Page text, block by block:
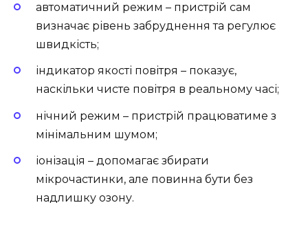
автоматичний режим – пристрій сам
визначає рівень забруднення та регулює
швидкість;
індикатор якості повітря – показує,
наскільки чисте повітря в реальному часі;
нічний режим – пристрій працюватиме з
мінімальним шумом;
іонізація – допомагає збирати
мікрочастинки, але повинна бути без
надлишку озону.